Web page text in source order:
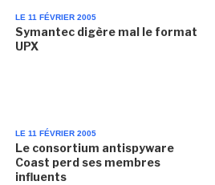
LE 11 FÉVRIER 2005
Symantec digère mal le format
UPX
LE 11 FÉVRIER 2005
Le consortium antispyware
Coast perd ses membres
influents